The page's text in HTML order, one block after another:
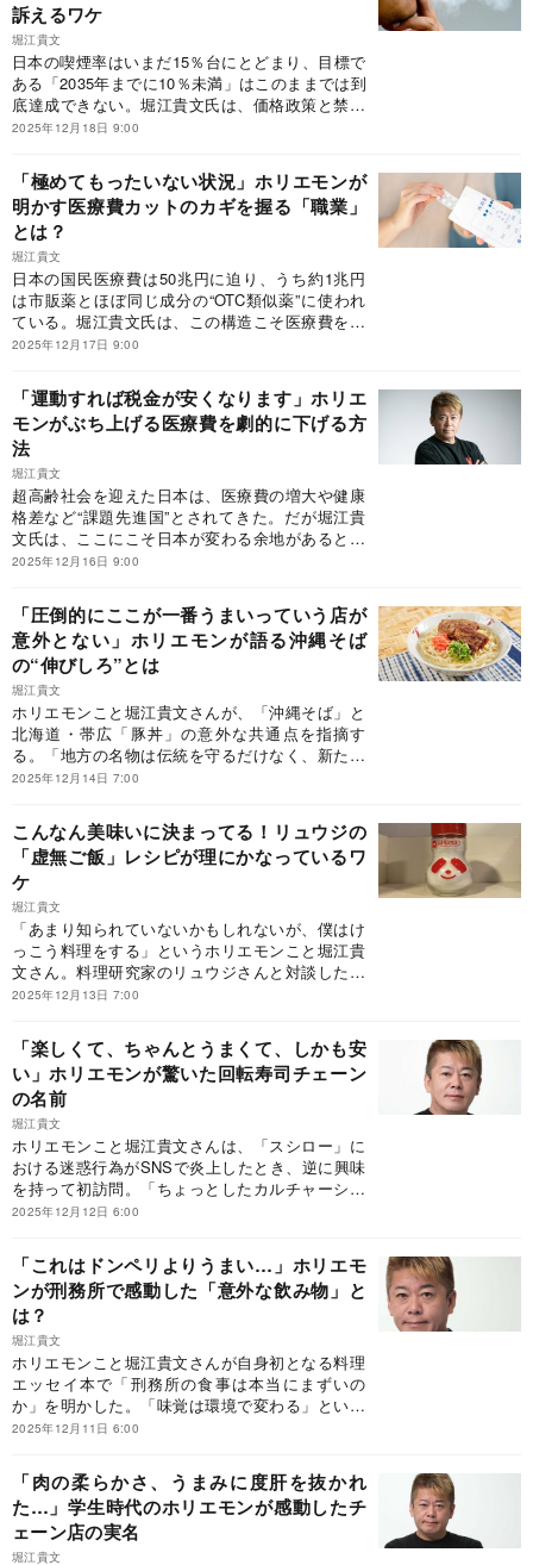
訴えるワケ
堀江貴文
日本の喫煙率はいまだ15％台にとどまり、目標で
ある「2035年までに10％未満」はこのままでは到
底達成できない。堀江貴文氏は、価格政策と禁煙
支援、そして電子タバコを含む一体的な規制こ
日本が10年で大きな転換点を迎える方法とは？※
本稿は、実業家の堀江貴文『日本医療再生計画
国民医療費50兆円時代の提言22』（幻冬舎新書）
の一部を抜粋・編集したものです。
2025年12月18日 9:00
「極めてもったいない状況」ホリエモンが
明かす医療費カットのカギを握る「職業」
とは？
堀江貴文
日本の国民医療費は50兆円に迫り、うち約1兆円
は市販薬とほぼ同じ成分の“OTC類似薬”に使われ
ている。堀江貴文氏は、この構造こそ医療費を膨
らませるボトルネックだと指摘する。国の医療リ
く。※本稿は、実業家の堀江貴文『日本医療再生
計画 国民医療費50兆円時代の提言22』（幻冬舎
新書）の一部を抜粋・編集したものです。
2025年12月17日 9:00
「運動すれば税金が安くなります」ホリエ
モンがぶち上げる医療費を劇的に下げる方
法
堀江貴文
超高齢社会を迎えた日本は、医療費の増大や健康
格差など“課題先進国”とされてきた。だが堀江貴
文氏は、ここにこそ日本が変わる余地があると見
る。国民の健康行動を可視化し、テクノロジーで
モデルケースになりうるという。※本稿は、実業
家の堀江貴文『日本医療再生計画 国民医療費50
兆円時代の提言22』（幻冬舎新書）の一部を抜
粋・編集したものです。
2025年12月16日 9:00
「圧倒的にここが一番うまいっていう店が
意外とない」ホリエモンが語る沖縄そば
の“伸びしろ”とは
堀江貴文
ホリエモンこと堀江貴文さんが、「沖縄そば」と
北海道・帯広「豚丼」の意外な共通点を指摘す
る。「地方の名物は伝統を守るだけなく、新たな
価値を加えて再構築せよ」と説くワケとは。※本
自由に生きる40の視点～』（オレンジページ）の
一部を抜粋・編集したものです。
2025年12月14日 7:00
こんなん美味いに決まってる！リュウジの
「虚無ご飯」レシピが理にかなっているワ
ケ
堀江貴文
「あまり知られていないかもしれないが、僕はけ
っこう料理をする」というホリエモンこと堀江貴
文さん。料理研究家のリュウジさんと対談したと
き、「味の素」の話で盛り上がったという。味の
要素をちゃんと知っているか」と問うワケとは。
※本稿は、堀江貴文『僕が料理をする理由 ～AI時
代を自由に生きる40の視点～』（オレンジペー
ジ）の一部を抜粋・編集したものです。
2025年12月13日 7:00
「楽しくて、ちゃんとうまくて、しかも安
い」ホリエモンが驚いた回転寿司チェーン
の名前
堀江貴文
ホリエモンこと堀江貴文さんは、「スシロー」に
おける迷惑行為がSNSで炎上したとき、逆に興味
を持って初訪問。「ちょっとしたカルチャーショ
ックだった」と語る。そこで分析した、回転寿司
タメ力とは。※本稿は、堀江貴文『僕が料理をす
る理由 ～AI時代を自由に生きる40の視点～』
（オレンジページ）の一部を抜粋・編集したもの
です。
2025年12月12日 6:00
「これはドンペリよりうまい…」ホリエモ
ンが刑務所で感動した「意外な飲み物」と
は？
堀江貴文
ホリエモンこと堀江貴文さんが自身初となる料理
エッセイ本で「刑務所の食事は本当にまずいの
か」を明かした。「味覚は環境で変わる」という
ワケとは。※本稿は、堀江貴文『僕が料理をする
レンジページ）の一部を抜粋・編集したもので
す。
2025年12月11日 6:00
「肉の柔らかさ、うまみに度肝を抜かれ
た…」学生時代のホリエモンが感動したチ
ェーン店の実名
堀江貴文